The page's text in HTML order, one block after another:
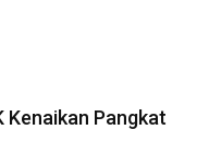
Kenaikan Pangkat